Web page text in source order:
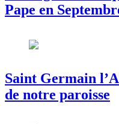
Pape en
Saint Germain
de notre paroisse